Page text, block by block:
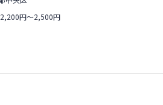
円〜2,500円